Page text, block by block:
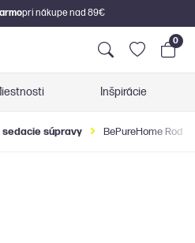
pri nákupe nad 89€
0
Inšpirácie
súpravy BePureHome